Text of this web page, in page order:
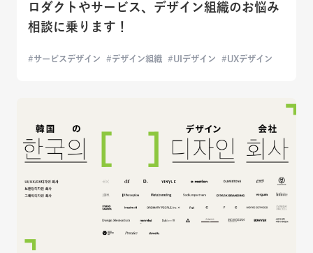
ロダクトやサービス、デザイン組織のお悩み
相談に乗ります！
サービスデザイン デザイン組織 UIデザイン UXデザイン